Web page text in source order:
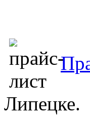
Липецке.